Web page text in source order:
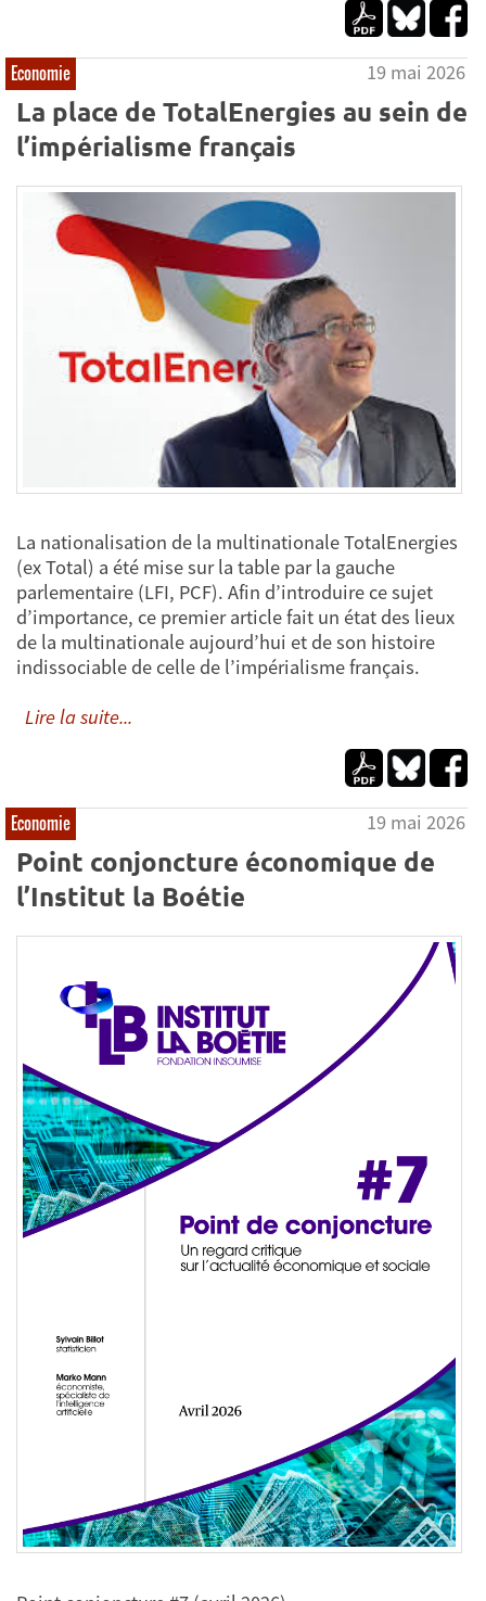
Economie 19 mai 2026
La place de TotalEnergies au sein de
l’impérialisme français
La nationalisation de la multinationale TotalEnergies
(ex Total) a été mise sur la table par la gauche
parlementaire (LFI, PCF). Afin d’introduire ce sujet
d’importance, ce premier article fait un état des lieux
de la multinationale aujourd’hui et de son histoire
indissociable de celle de l’impérialisme français.
Lire la suite...
Economie 19 mai 2026
Point conjoncture économique de
l’Institut la Boétie